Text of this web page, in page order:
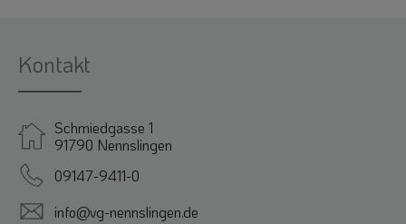
Kontakt
Schmiedgasse 1
91790 Nennslingen
09147-9411-0
info@vg-nennslingen.de